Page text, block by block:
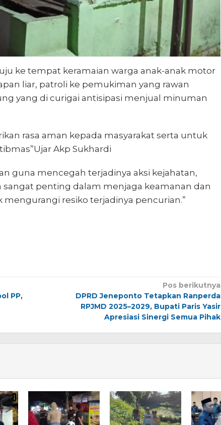
ke tempat keramaian warga anak-anak motor
liar, patroli ke pemukiman yang rawan
yang di curigai antisipasi menjual minuman
rasa aman kepada masyarakat serta untuk
Akp Sukhardi
guna mencegah terjadinya aksi kejahatan,
sangat penting dalam menjaga keamanan dan
resiko terjadinya pencurian.”
PP,
Pos berikutnya
DPRD Jeneponto Tetapkan Ranperda
RPJMD 2025–2029, Bupati Paris Yasir
Apresiasi Sinergi Semua Pihak